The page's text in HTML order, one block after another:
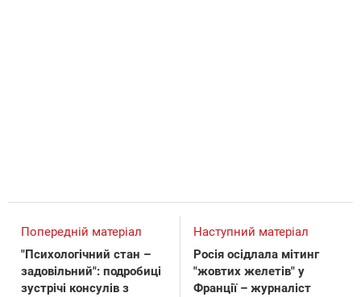
Попередній матеріал
"Психологічний стан –
задовільний": подробиці
зустрічі консулів з
Наступний матеріал
Росія осідлала мітинг
"жовтих желетів" у
Франції – журналіст